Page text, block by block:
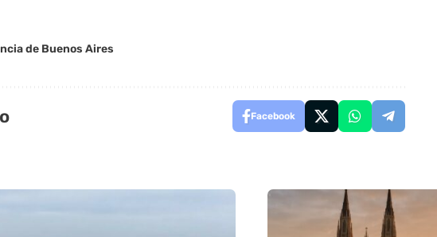
de Buenos Aires
Facebook